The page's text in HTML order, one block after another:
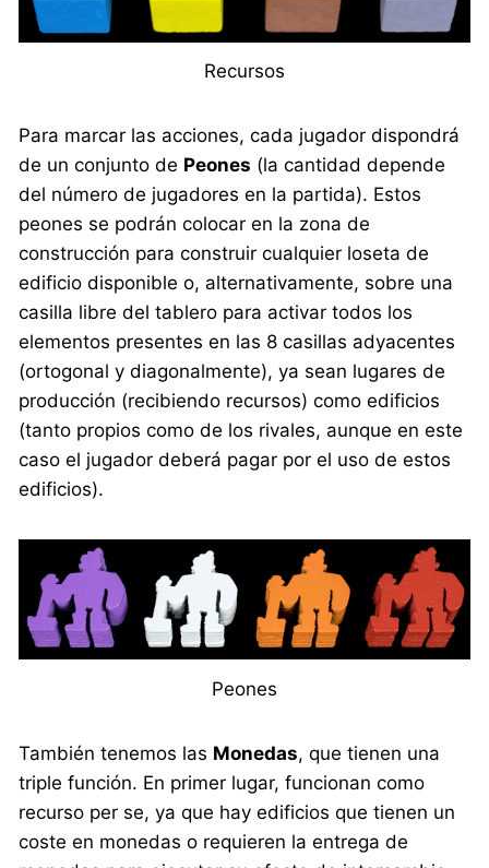
Recursos
Para marcar las acciones, cada jugador dispondrá
de un conjunto de Peones (la cantidad depende
del número de jugadores en la partida). Estos
peones se podrán colocar en la zona de
construcción para construir cualquier loseta de
edificio disponible o, alternativamente, sobre una
casilla libre del tablero para activar todos los
elementos presentes en las 8 casillas adyacentes
(ortogonal y diagonalmente), ya sean lugares de
producción (recibiendo recursos) como edificios
(tanto propios como de los rivales, aunque en este
caso el jugador deberá pagar por el uso de estos
edificios).
Peones
También tenemos las Monedas, que tienen una
triple función. En primer lugar, funcionan como
recurso per se, ya que hay edificios que tienen un
coste en monedas o requieren la entrega de